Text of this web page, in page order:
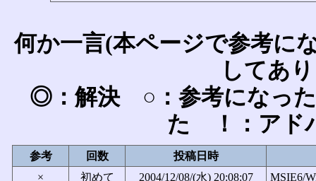
何か一言(本ページで参考に
してあ
◎：解決 ○：参考になっ
た ！：アド
参考 回数
投稿日時
×
初めて 2004/12/08/(水) 20:08:07
MSIE6/